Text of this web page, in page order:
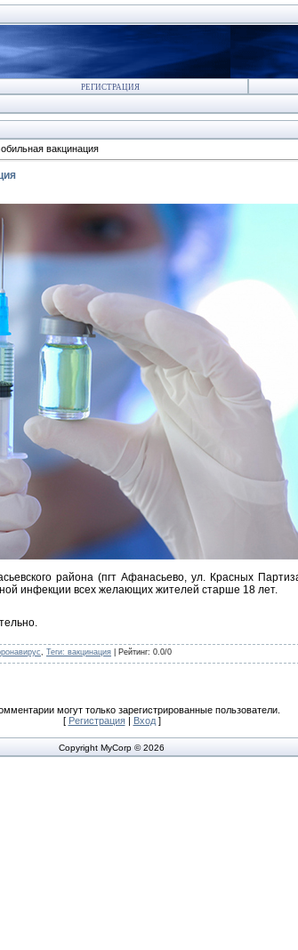
РЕГИСТРАЦИЯ
вакцинация
района (пгт Афанасьево, ул. Красных
инфекции всех желающих жителей старше 18 лет.
, Теги: вакцинация Рейтинг: 0.0/0
могут только зарегистрированные пользователи.
[ Регистрация| Вход]
Copyright MyCorp © 2026